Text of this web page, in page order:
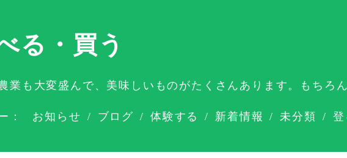
る・買う
業も大変盛んで、美味しいものがたくさんあります。もちろ
： お知らせ ブログ 体験する 新着情報 未分類 登